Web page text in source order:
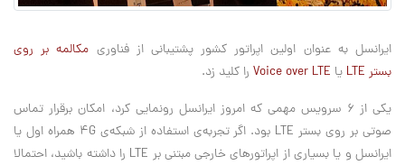
ایرانسل به عنوان اولین اپراتور کشور پشتیبانی از فناوری مکالمه بر روی
بستر LTE یا Voice over LTE را کلید زد.
یکی از ۶ سرویس‌ مهمی که امروز ایرانسل رونمایی کرد، امکان برقرار تماس
صوتی بر روی بسترLTE بود. اگر تجربه‌ی استفاده از شبکه‌ی 4G
همراه اول یا
ایرانسل و یا بسیاری از اپراتورهای خارجی مبتنی بر LTE را داشته باشید، احتمالا